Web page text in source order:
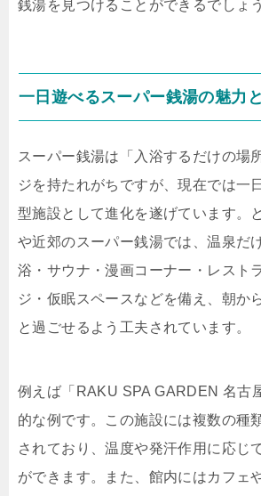
銭湯を見つけることができるでしょう
一日遊べるスーパー銭湯の魅力
スーパー銭湯は「入浴するだけの場
ジを持たれがちですが、現在では一
型施設として進化を遂げています。
や近郊のスーパー銭湯では、温泉だ
浴・サウナ・漫画コーナー・レスト
ジ・仮眠スペースなどを備え、朝か
と過ごせるよう工夫されています。
例えば「RAKU SPA GARDEN 名古
的な例です。この施設には複数の種
されており、温度や発汗作用に応じ
ができます。また、館内にはカフェ